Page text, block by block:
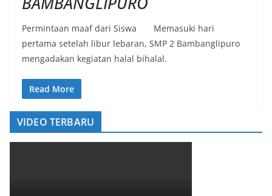
Permintaan maaf dari Siswa Memasuki hari
pertama setelah libur lebaran, SMP 2 Bambanglipuro
mengadakan kegiatan halal bihalal.
Read More
VIDEO TERBARU